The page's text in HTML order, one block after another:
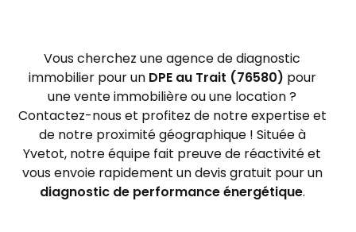
Vous cherchez une agence de diagnostic
immobilier pour un DPE au Trait (76580) pour
une vente immobilière ou une location ?
Contactez-nous et profitez de notre expertise et
de notre proximité géographique ! Située à
Yvetot, notre équipe fait preuve de réactivité et
vous envoie rapidement un devis gratuit pour un
diagnostic de performance énergétique.